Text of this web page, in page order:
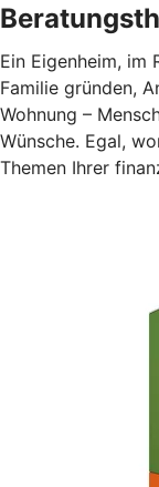
Ein Eigenheim, im
Familie gründen,
Wohnung –
Wünsche. Egal,
Themen Ihrer